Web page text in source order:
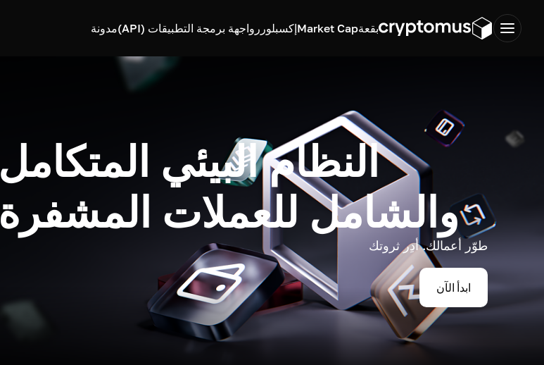
بقعةMarket Capإكسبلورر واجهة برمجة التطبيقات (API) مدونة
النظام البيئي المتكامل
والشامل للعملات المشفرة
طوّر أعمالك. أدِر ثروتك
ابدأ الآن